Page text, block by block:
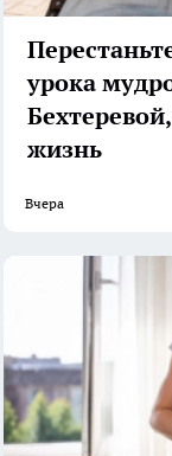
урока
жизнь
Вчера